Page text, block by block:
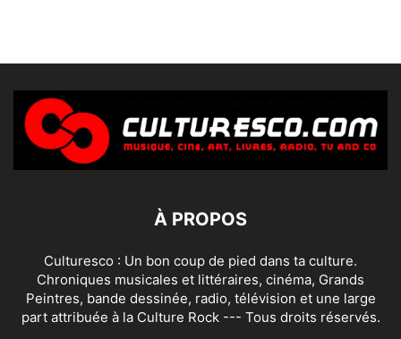
À PROPOS
Culturesco : Un bon coup de pied dans ta culture.
Chroniques musicales et littéraires, cinéma, Grands
Peintres, bande dessinée, radio, télévision et une large
part attribuée à la Culture Rock --- Tous droits réservés.